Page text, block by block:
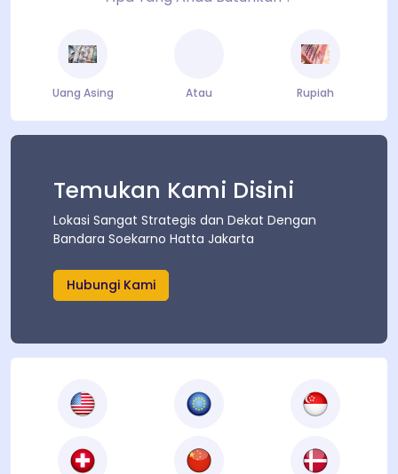
Uang Asing Atau Rupiah
Temukan Kami Disini
Lokasi Sangat Strategis dan Dekat Dengan
Bandara Soekarno Hatta Jakarta
Hubungi Kami